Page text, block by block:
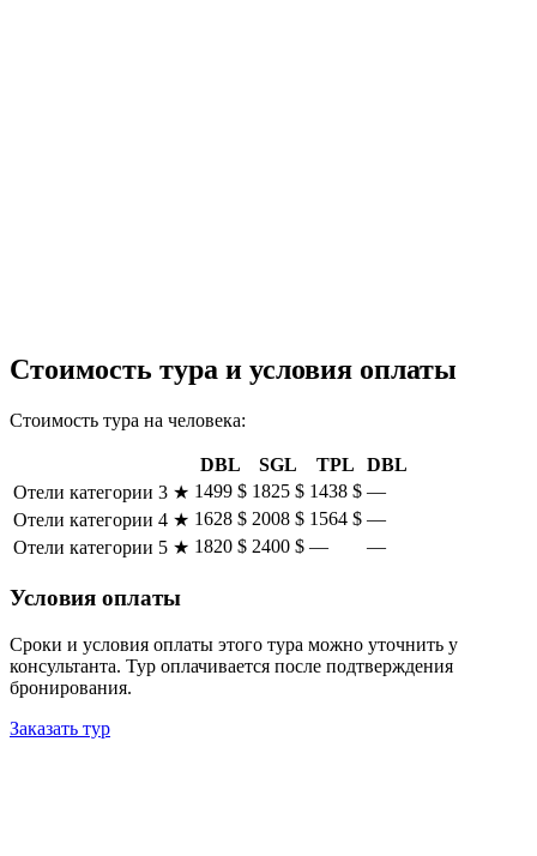
Стоимость тура и условия оплаты
Стоимость тура на человека:
DBL SGL TPL
DBL
Отели категории 3 ★ 1499 $ 1825 $ 1438 $ —
Отели категории 4 ★ 1628 $ 2008 $ 1564 $ —
Отели категории 5 ★ 1820 $ 2400 $ — —
Условия оплаты
Сроки и условия оплаты этого тура можно уточнить у
консультанта. Тур оплачивается после подтверждения
бронирования.
Заказать тур